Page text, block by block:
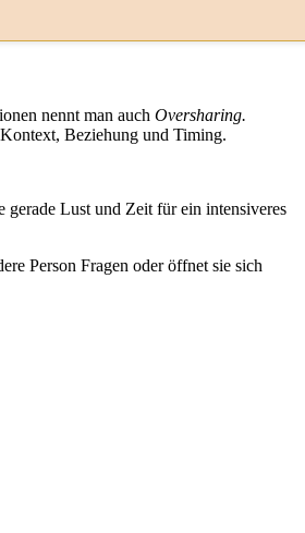
nennt man auch Oversharing.
Beziehung und Timing.
Lust und Zeit für ein intensiveres
Person Fragen oder öffnet sie sich